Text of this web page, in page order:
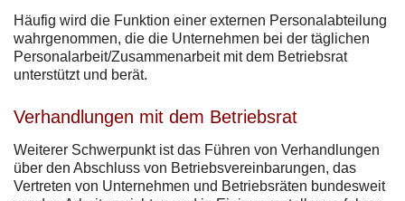
Häufig wird die Funktion einer externen Personalabteilung
wahrgenommen, die die Unternehmen bei der täglichen
Personalarbeit/Zusammenarbeit mit dem Betriebsrat
unterstützt und berät.
Verhandlungen mit dem Betriebsrat
Weiterer Schwerpunkt ist das Führen von Verhandlungen
über den Abschluss von Betriebsvereinbarungen, das
Vertreten von Unternehmen und Betriebsräten bundesweit